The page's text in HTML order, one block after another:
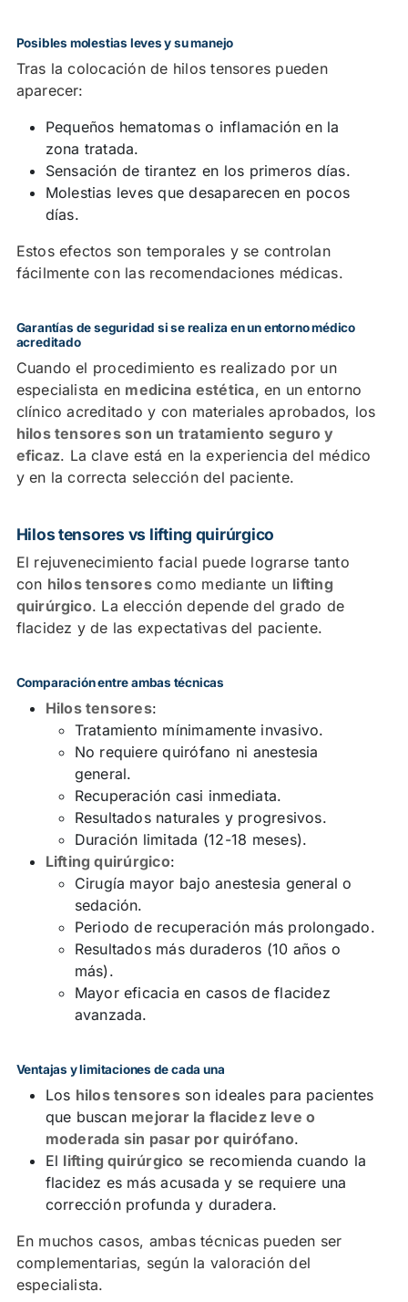
Posibles molestias leves y su manejo
Tras la colocación de hilos tensores pueden
aparecer:
Pequeños hematomas o inflamación en la
zona tratada.
Sensación de tirantez en los primeros días.
Molestias leves que desaparecen en pocos
días.
Estos efectos son temporales y se controlan
fácilmente con las recomendaciones médicas.
Garantías de seguridad si se realiza en un entorno médico
acreditado
Cuando el procedimiento es realizado por un
especialista en medicina estética, en un entorno
clínico acreditado y con materiales aprobados, los
hilos tensores son un tratamiento seguro y
eficaz. La clave está en la experiencia del médico
y en la correcta selección del paciente.
Hilos tensores vs lifting quirúrgico
El rejuvenecimiento facial puede lograrse tanto
con hilos tensorescomo mediante un lifting
quirúrgico. La elección depende del grado de
flacidez y de las expectativas del paciente.
Comparación entre ambas técnicas
Hilos tensores:
Tratamiento mínimamente invasivo.
No requiere quirófano ni anestesia
general.
Recuperación casi inmediata.
Resultados naturales y progresivos.
Duración limitada (12-18 meses).
Lifting quirúrgico:
Cirugía mayor bajo anestesia general o
sedación.
Periodo de recuperación más prolongado.
Resultados más duraderos (10 años o
más).
Mayor eficacia en casos de flacidez
avanzada.
Ventajas y limitaciones de cada una
Los hilos tensoresson ideales para pacientes
que buscan mejorar la flacidez leve o
moderada sin pasar por quirófano.
El lifting quirúrgico se recomienda cuando la
flacidez es más acusada y se requiere una
corrección profunda y duradera.
En muchos casos, ambas técnicas pueden ser
complementarias, según la valoración del
especialista.